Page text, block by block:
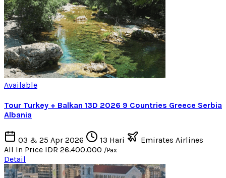
Available
Tour Turkey + Balkan 13D 2026 9 Countries Greece Serbia
Albania
03 & 25 Apr 2026 13 Hari
Emirates Airlines
All In Price IDR 26.400.000 /Pax
Detail